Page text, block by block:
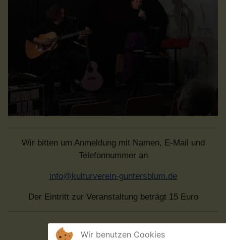
Wir bitten um Anmeldung mit Namen, E-Mail und
Telefonnummer an
info@kulturverein-guntersblum.de
Der Eintritt zur Veranstaltung beträgt 15 Euro
Wir benutzen Cookies